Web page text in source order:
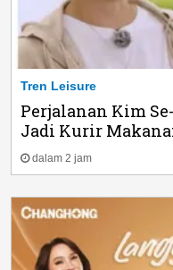
Tren Leisure
Perjalanan Kim
Jadi Kurir
dalam 2 jam